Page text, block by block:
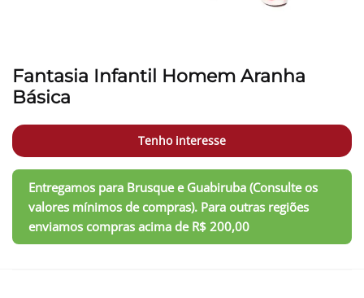
Fantasia Infantil Homem Aranha
Básica
Tenho interesse